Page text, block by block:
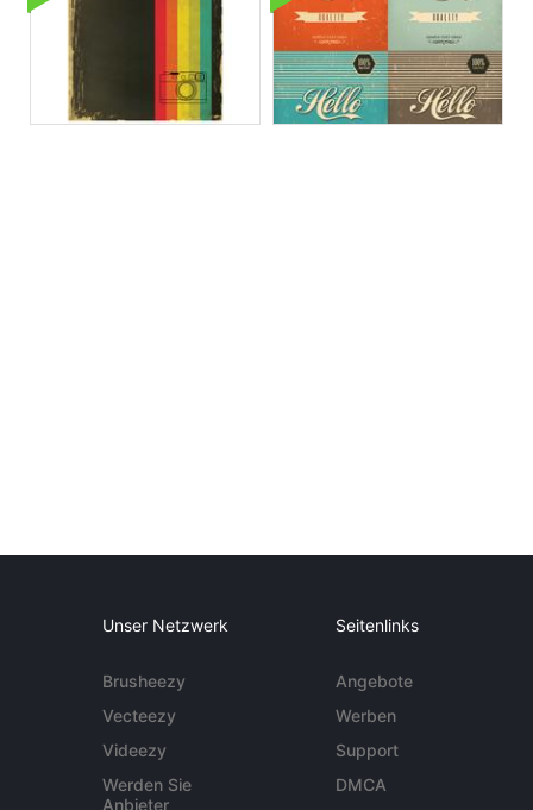
Unser Netzwerk
Brusheezy
Vecteezy
Videezy
Werden Sie
Anbieter
Seitenlinks
Angebote
Werben
Support
DMCA